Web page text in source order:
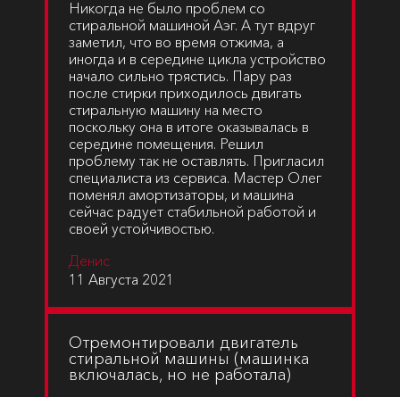
Никогда не было проблем со
стиральной машиной Аэг. А тут вдруг
заметил, что во время отжима, а
иногда и в середине цикла устройство
начало сильно трястись. Пару раз
после стирки приходилось двигать
стиральную машину на место
поскольку она в итоге оказывалась в
середине помещения. Решил
проблему так не оставлять. Пригласил
специалиста из сервиса. Мастер Олег
поменял амортизаторы, и машина
сейчас радует стабильной работой и
своей устойчивостью.
Денис
11 Августа 2021
Отремонтировали двигатель
стиральной машины (машинка
включалась, но не работала)